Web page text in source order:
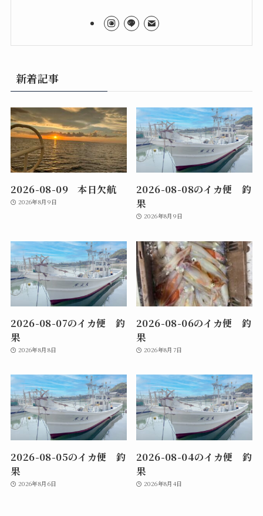
新着記事
2026-08-09 本日欠航
2026年8月9日
2026-08-08のイカ便 釣
果
2026年8月9日
2026-08-07のイカ便 釣
果
2026年8月8日
2026-08-06のイカ便 釣
果
2026年8月7日
2026-08-05のイカ便 釣
果
2026年8月6日
2026-08-04のイカ便 釣
果
2026年8月4日